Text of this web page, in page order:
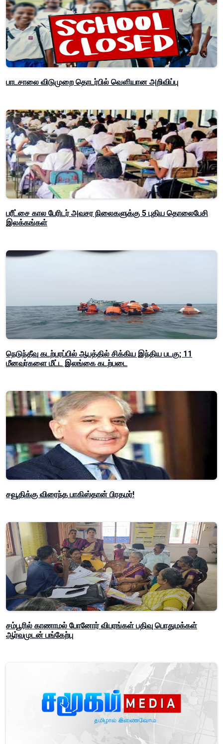
பாடசாலை விடுமுறை தொடர்பில் வௌியான அறிவிப்பு
பரீட்சை கால பேரிடர் அவசர நிலைகளுக்கு 5 புதிய தொலைபேசி
இலக்கங்கள்
நெடுந்தீவு கடற்பரப்பில் ஆபத்தில் சிக்கிய இந்திய படகு; 11
மீனவர்களை மீட்ட இலங்கை கடற்படை
சவூதிக்கு விரைந்த பாகிஸ்தான் பிரதமர்!
சம்பூரில் காணாமல் போனோர் விபரங்கள் பதிவு பொதுமக்கள்
ஆர்வமுடன் பங்கேற்பு